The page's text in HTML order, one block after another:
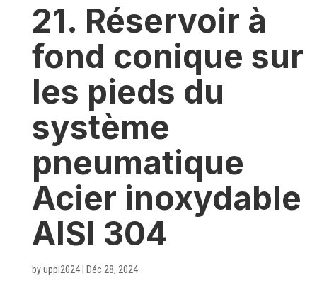
21. Réservoir à
fond conique sur
les pieds du
système
pneumatique
Acier inoxydable
AISI 304
byuppi2024| Déc 28, 2024